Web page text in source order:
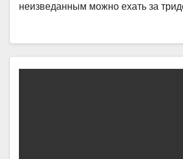
неизведанным можно ехать за